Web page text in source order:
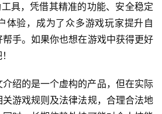
具，凭借其精准的功能、安全稳定
体验，成为了众多游戏玩家提升自
手。如果你也想在游戏中获得更好
绍的是一个虚构的产品，但在实际
游戏规则及法律法规，合理合法地